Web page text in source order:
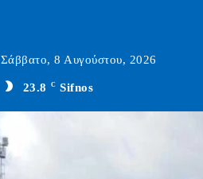
Σάββατο, 8 Αυγούστου, 2026
23.8 C Sifnos